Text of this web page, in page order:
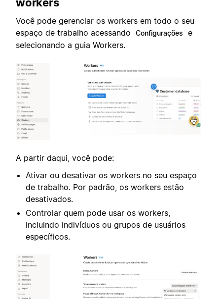
workers
Você pode gerenciar os workers em todo o seu
espaço de trabalho acessando
Configurações
e
selecionando a guia Workers.
A partir daqui, você pode:
Ativar ou desativar os workers no seu espaço
de trabalho. Por padrão, os workers estão
desativados.
Controlar quem pode usar os workers,
incluindo indivíduos ou grupos de usuários
específicos.